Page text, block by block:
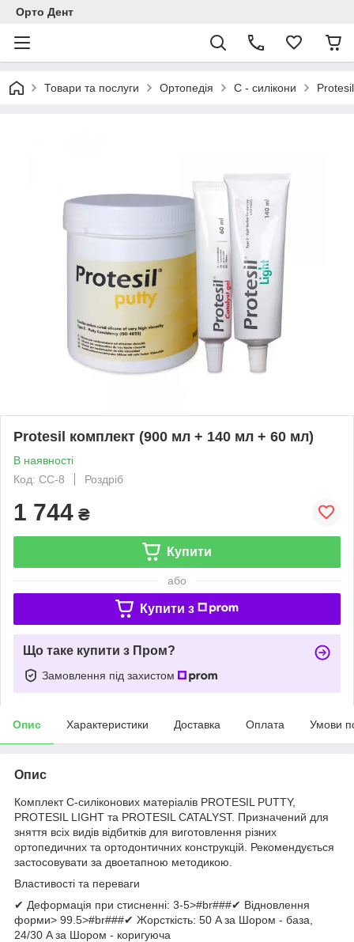
Орто Дент
Товари та послуги Ортопедія С - силікони
Protesil комплект (900 мл + 140 мл + 60 мл)
В наявності
Код: СС-8
Роздріб
1 744 ₴
Купити
або
Купити з
Що таке купити з Пром?
Замовлення під захистом
Опис Характеристики Доставка Оплата Умови
Опис
Комплект C-силіконових матеріалів PROTESIL PUTTY,
PROTESIL LIGHT та PROTESIL CATALYST. Призначений для
зняття всіх видів відбитків для виготовлення різних
ортопедичних та ортодонтичних конструкцій. Рекомендується
застосовувати за двоетапною методикою.
Властивості та переваги
✔ Деформація при стисненні: 3-5>#br###✔ Відновлення
форми> 99.5>#br###✔ Жорсткість: 50 A за Шором - база,
24/30 A за Шором - коригуюча